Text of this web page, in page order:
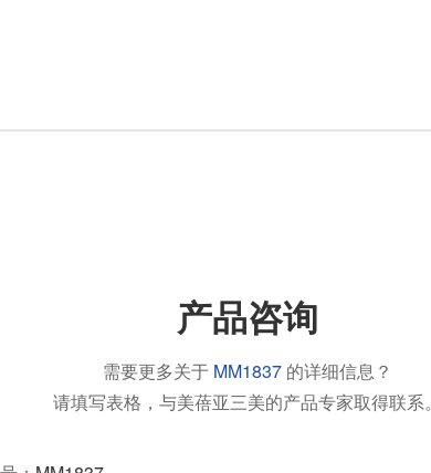
产品咨询
需要更多关于 MM1837 的详细信息？
请填写表格，与美蓓亚三美的产品专家取得联系。